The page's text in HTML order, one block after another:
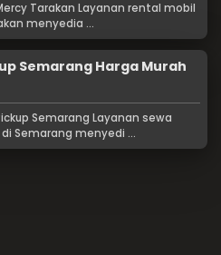
Tarakan Layanan rental mobil
menyedia ...
Semarang Harga Murah
Semarang Layanan sewa
Semarang menyedi ...